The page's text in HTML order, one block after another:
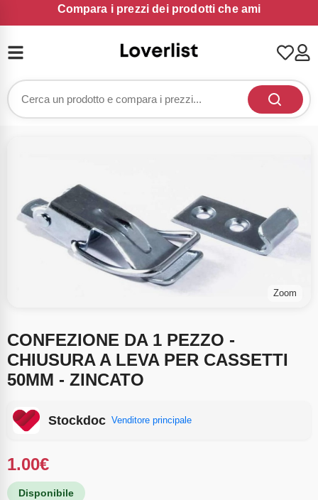
Compara i prezzi dei prodotti che ami
Zoom
CONFEZIONE DA 1 PEZZO -
CHIUSURA A LEVA PER CASSETTI
50MM - ZINCATO
Stockdoc Venditore principale
1.00€
Disponibile